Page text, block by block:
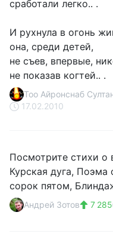
сработали легко.. .
И рухнула в огонь
она, среди детей,
не съев, впервые,
не показав когтей.. .
Тоо Айронснаб
17.02.2010
Посмотрите стихи о
Курская дуга, Поэма
сорок пятом,
Андрей Зотов 7 285